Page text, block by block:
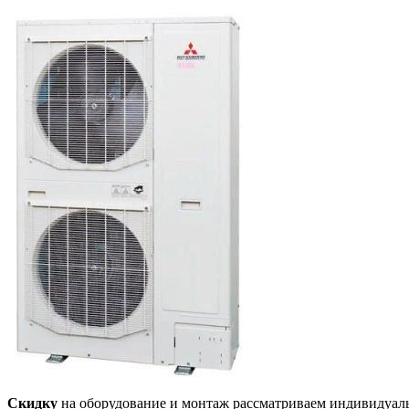
Скидку на оборудование и монтаж рассматриваем